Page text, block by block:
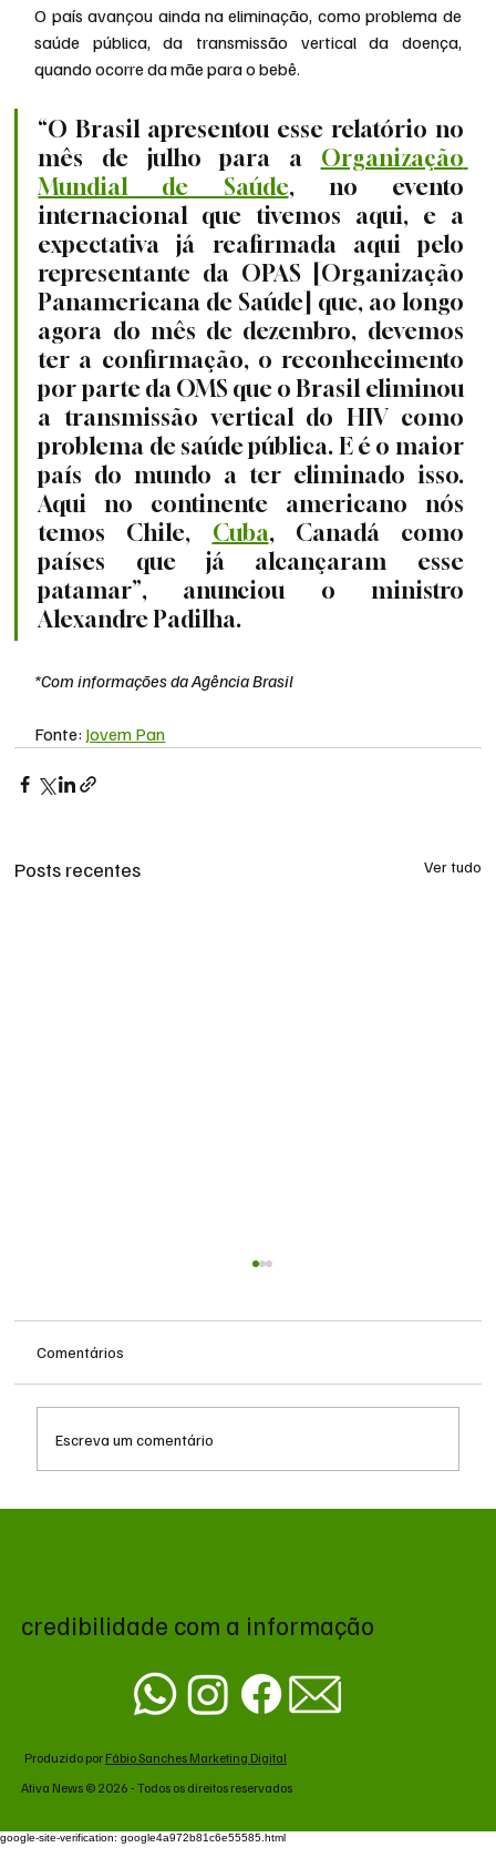
O país avançou ainda na eliminação, como problema de
saúde pública, da transmissão vertical da doença,
quando ocorre da mãe para o bebê.
“O Brasil apresentou esse relatório no
mês de julho para a Organização
Mundial de Saúde, no evento
internacional que tivemos aqui, e a
expectativa já reafirmada aqui pelo
representante da OPAS [Organização
Panamericana de Saúde] que, ao longo
agora do mês de dezembro, devemos
ter a confirmação, o reconhecimento
por parte da OMS que o Brasil eliminou
a transmissão vertical do HIV como
problema de saúde pública. E é o maior
país do mundo a ter eliminado isso.
Aqui no continente americano nós
temos Chile, Cuba, Canadá como
países que já alcançaram esse
patamar”, anunciou o ministro
Alexandre Padilha.
*Com informações da Agência Brasil
Fonte: Jovem Pan
Posts recentes Ver tudo
Comentários
Escreva um comentário
credibilidade com a informação
Produzido por Fábio Sanches Marketing Digital
Ativa News © 2026 - Todos os direitos reservados
google-site-verification: google4a972b81c6e55585.html